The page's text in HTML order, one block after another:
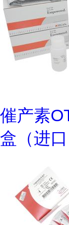
催产素
盒（进口